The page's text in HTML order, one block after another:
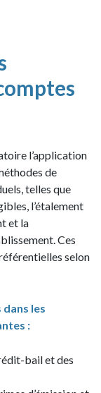
l’application
de
telles que
l’étalement
et la
Ces
selon
les
:
bail et des